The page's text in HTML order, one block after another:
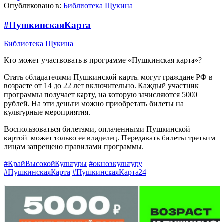
Опубликовано в: Библиотека Щукина
#ПушкинскаяКарта
Библиотека Щукина
Кто может участвовать в программе «Пушкинская карта»?
Стать обладателями Пушкинской карты могут граждане РФ в
возрасте от 14 до 22 лет включительно. Каждый участник
программы получает карту, на которую зачисляются 5000
рублей. На эти деньги можно приобретать билеты на
культурные мероприятия.
Воспользоваться билетами, оплаченными Пушкинской
картой, может только ее владелец. Передавать билеты третьим
лицам запрещено правилами программы.
#КрайВысокойКультуры #окновкультуру
#ПушкинскаяКарта #ПушкинскаяКарта24